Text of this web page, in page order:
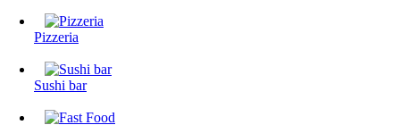
Pizzeria
Sushi bar